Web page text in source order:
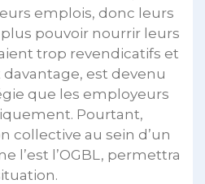
emplois, donc leurs
pouvoir nourrir leurs
trop revendicatifs et
davantage, est devenu
que les employeurs
Pourtant,
collective au sein d’un
l’est l’OGBL, permettra